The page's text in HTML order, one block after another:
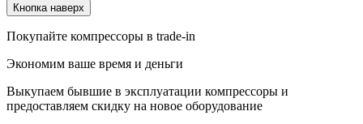
Кнопка наверх
Покупайте компрессоры в trade-in
Экономим ваше время и деньги
Выкупаем бывшие в эксплуатации компрессоры и
предоставляем скидку на новое оборудование